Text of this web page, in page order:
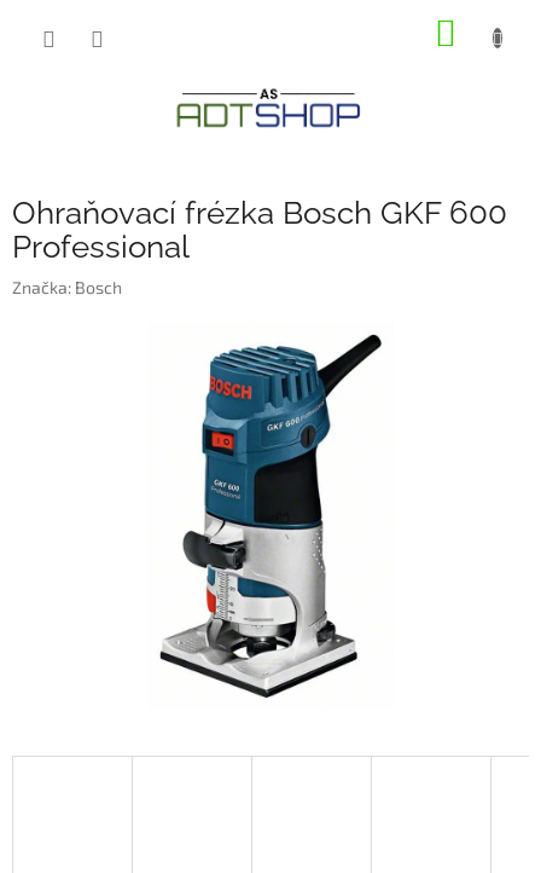
Ohraňovací frézka Bosch GKF 600
Professional
Značka: Bosch